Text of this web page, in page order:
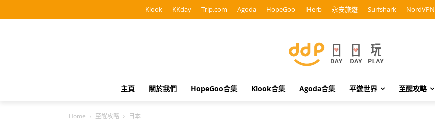
Klook KKday Trip.com Agoda HopeGoo iHerb 永安旅遊 Surfshark NordVPN
主頁 關於我們 HopeGoo合集 Klook合集 Agoda合集 平遊世界 至醒攻略
Home 至醒攻略 日本